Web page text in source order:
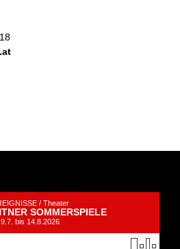
/ Theater
SOMMERSPIELE
9.7. bis 14.8.2026